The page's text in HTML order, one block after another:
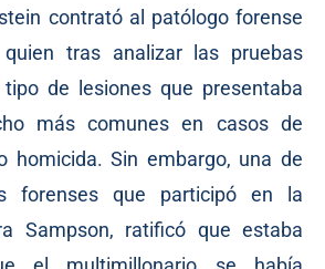
contrató al patólogo forense
quien tras analizar las pruebas
de lesiones que presentaba
más comunes en casos de
homicida. Sin embargo, una de
forenses que participó en la
Sampson, ratificó que estaba